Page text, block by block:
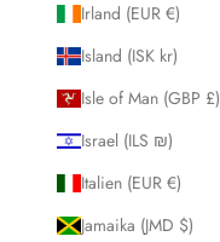
Irland (EUR €)
Island (ISK kr)
Isle of Man (GBP £)
Israel (ILS ₪)
Italien (EUR €)
Jamaika (JMD $)